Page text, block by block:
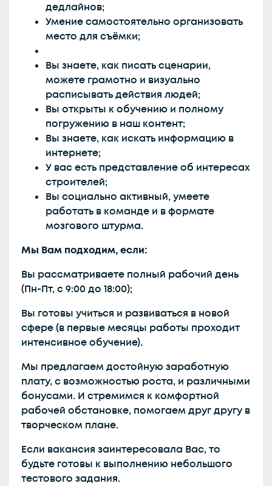
дедлайнов;
Умение самостоятельно организовать
место для съёмки;
Вы знаете, как писать сценарии,
можете грамотно и визуально
расписывать действия людей;
Вы открыты к обучению и полному
погружению в наш контент;
Вы знаете, как искать информацию в
интернете;
У вас есть представление об интересах
строителей;
Вы социально активный, умеете
работать в команде и в формате
мозгового штурма.
Мы Вам подходим, если:
Вы рассматриваете полный рабочий день
(Пн-Пт, с 9:00 до 18:00);
Вы готовы учиться и развиваться в новой
сфере (в первые месяцы работы проходит
интенсивное обучение).
Мы предлагаем достойную заработную
плату, с возможностью роста, и различными
бонусами. И стремимся к комфортной
рабочей обстановке, помогаем друг другу в
творческом плане.
Если вакансия заинтересовала Вас, то
будьте готовы к выполнению небольшого
тестового задания.